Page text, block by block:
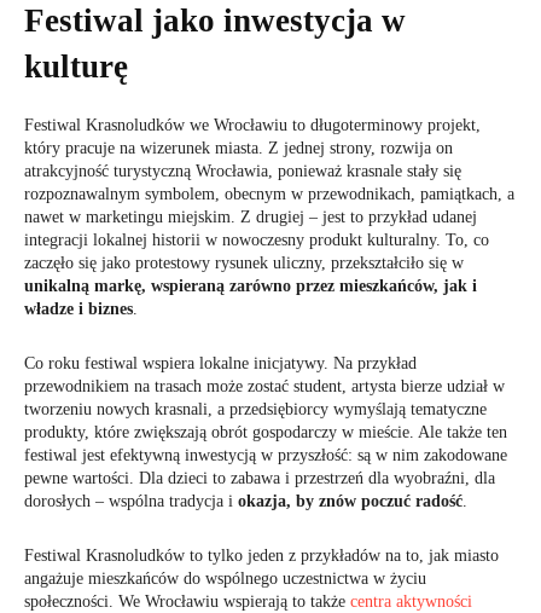
Festiwal jako inwestycja w
kulturę
Festiwal Krasnoludków we Wrocławiu to długoterminowy projekt,
który pracuje na wizerunek miasta. Z jednej strony, rozwija on
atrakcyjność turystyczną Wrocławia, ponieważ krasnale stały się
rozpoznawalnym symbolem, obecnym w przewodnikach, pamiątkach, a
nawet w marketingu miejskim. Z drugiej – jest to przykład udanej
integracji lokalnej historii w nowoczesny produkt kulturalny. To, co
zaczęło się jako protestowy rysunek uliczny, przekształciło się w
unikalną markę, wspieraną zarówno przez mieszkańców, jak i
władze i biznes
Co roku festiwal wspiera lokalne inicjatywy. Na przykład
przewodnikiem na trasach może zostać student, artysta bierze udział w
tworzeniu nowych krasnali, a przedsiębiorcy wymyślają tematyczne
produkty, które zwiększają obrót gospodarczy w mieście. Ale także ten
festiwal jest efektywną inwestycją w przyszłość: są w nim zakodowane
pewne wartości. Dla dzieci to zabawa i przestrzeń dla wyobraźni, dla
dorosłych – wspólna tradycja i okazja, by znów poczuć radość
Festiwal Krasnoludków to tylko jeden z przykładów na to, jak miasto
angażuje mieszkańców do wspólnego uczestnictwa w życiu
społeczności. We Wrocławiu wspierają to także centra aktywności